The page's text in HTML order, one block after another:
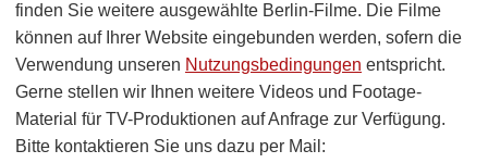
finden Sie weitere ausgewählte Berlin-Filme. Die Filme
können auf Ihrer Website eingebunden werden, sofern die
Verwendung unseren Nutzungsbedingungen entspricht.
Gerne stellen wir Ihnen weitere Videos und Footage-
Material für TV-Produktionen auf Anfrage zur Verfügung.
Bitte kontaktieren Sie uns dazu per Mail: